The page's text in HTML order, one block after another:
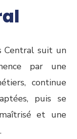
Central suit un
par une
continue
puis se
et une